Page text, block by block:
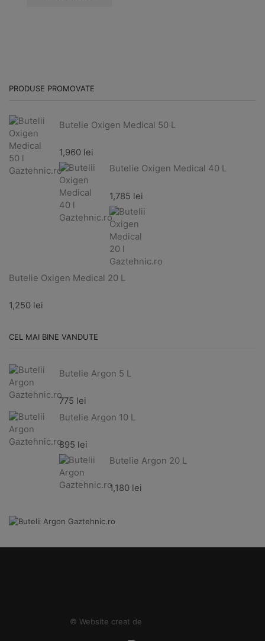
PRODUSE PROMOVATE
Butelie Oxigen Medical 50 L
1,960 lei
Butelie Oxigen Medical 40 L
1,785 lei
Butelie Oxigen Medical 20 L
1,250 lei
CEL MAI BINE VANDUTE
Butelie Argon 5 L
775 lei
Butelie Argon 10 L
895 lei
Butelie Argon 20 L
1,180 lei
© Website creat de